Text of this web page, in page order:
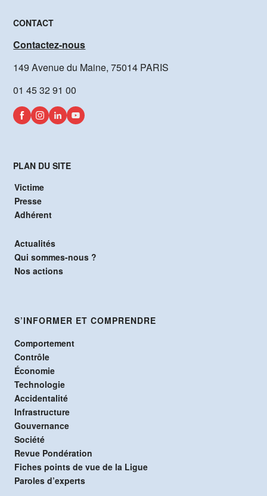
CONTACT
Contactez-nous
149 Avenue du Maine, 75014 PARIS
01 45 32 91 00
PLAN DU SITE
Victime
Presse
Adhérent
Actualités
Qui sommes-nous ?
Nos actions
S’INFORMER ET COMPRENDRE
Comportement
Contrôle
Économie
Technologie
Accidentalité
Infrastructure
Gouvernance
Société
Revue Pondération
Fiches points de vue de la Ligue
Paroles d’experts